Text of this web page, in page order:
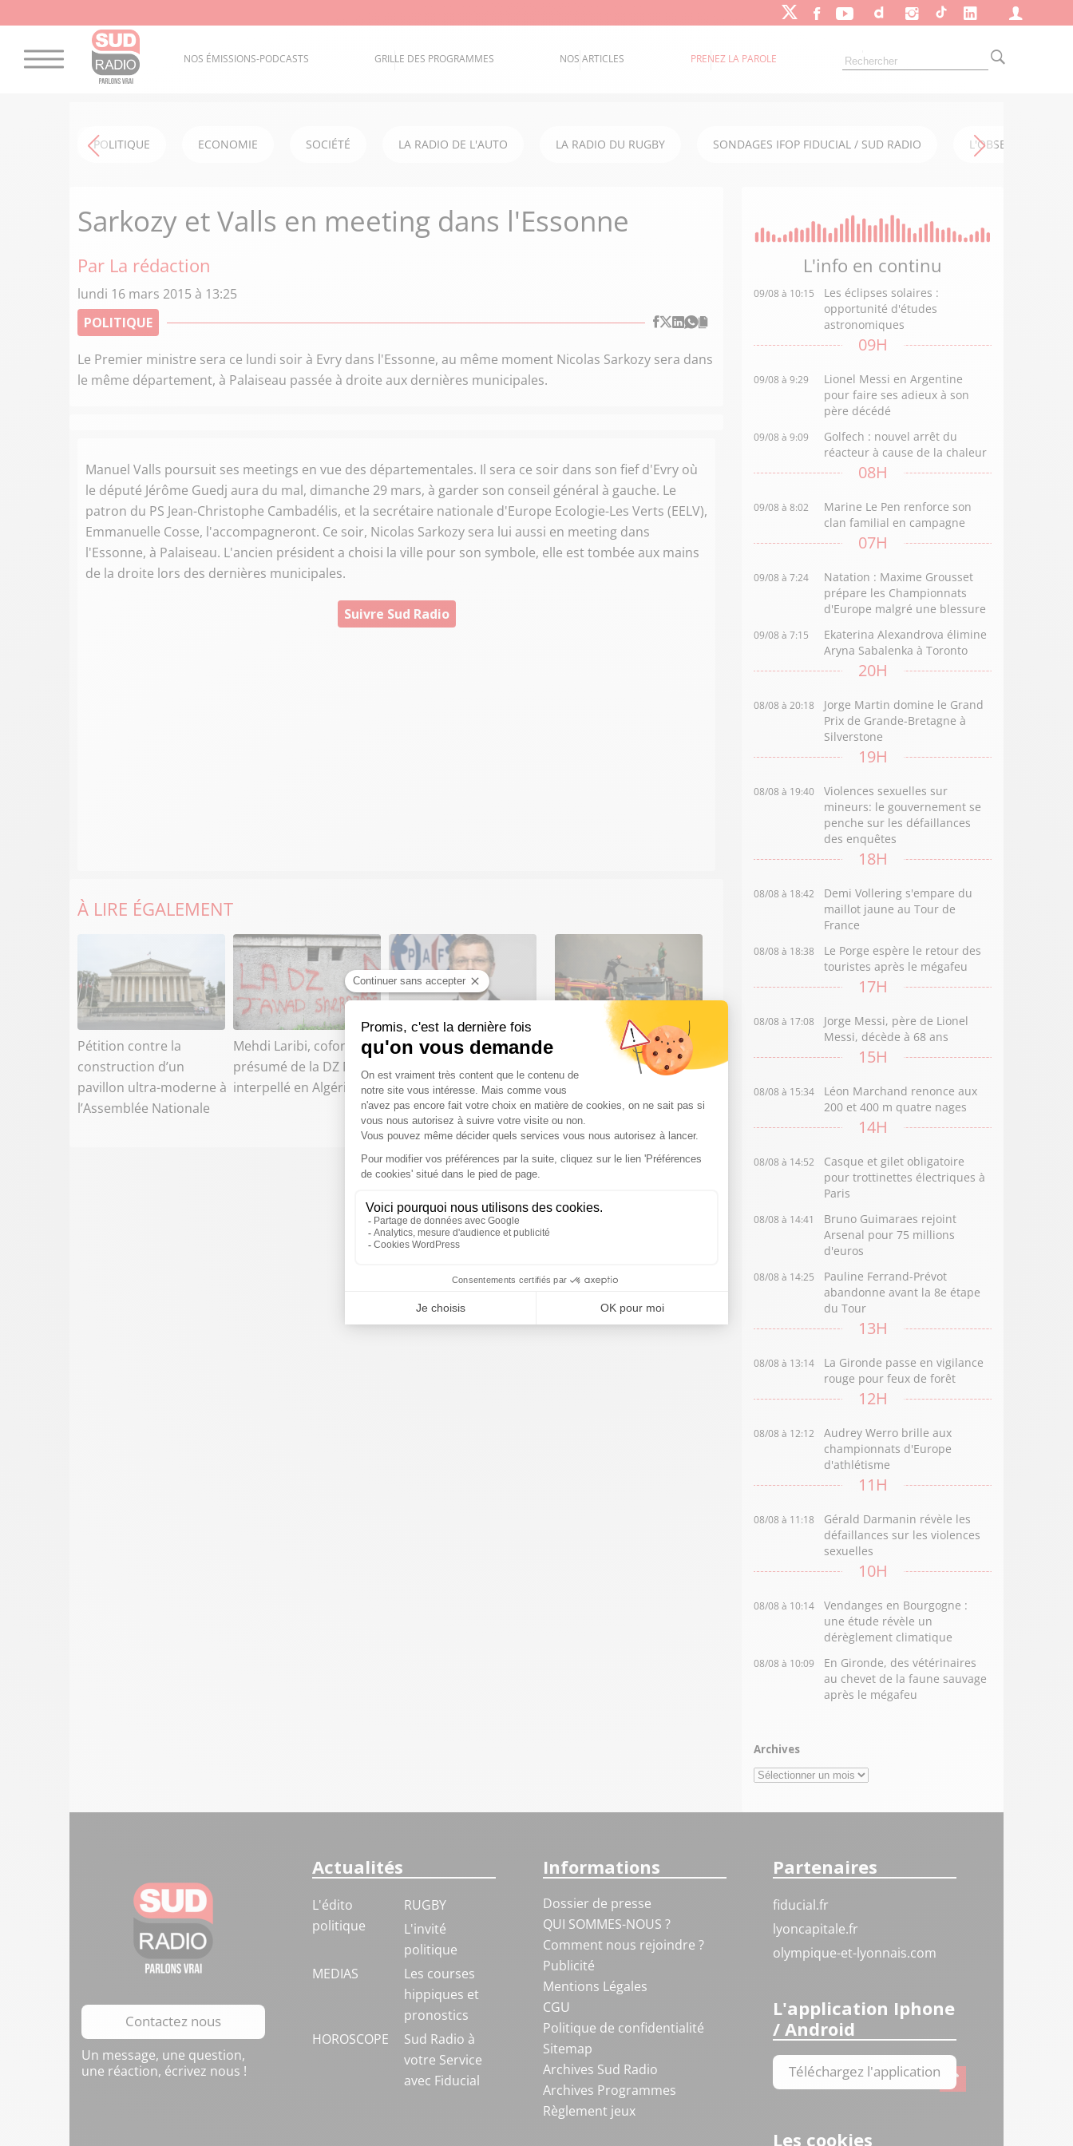
NOS ÉMISSIONS-PODCASTS GRILLE DES PROGRAMMES NOS ARTICLES PRENEZ LA PAROLE
POLITIQUE ECONOMIE SOCIÉTÉ LA RADIO DE L'AUTO LA RADIO DU RUGBY SONDAGES IFOP FIDUCIAL / SUD RADIO L'OBSERVATOIRE
Sarkozy et Valls en meeting dans l'Essonne
Par La rédaction
lundi 16 mars 2015 à 13:25
POLITIQUE
Le Premier ministre sera ce lundi soir à Evry dans l'Essonne, au même moment Nicolas Sarkozy sera dans
le même département, à Palaiseau passée à droite aux dernières municipales.
Manuel Valls poursuit ses meetings en vue des départementales. Il sera ce soir dans son fief d'Evry où
le député Jérôme Guedj aura du mal, dimanche 29 mars, à garder son conseil général à gauche. Le
patron du PS Jean-Christophe Cambadélis, et la secrétaire nationale d'Europe Ecologie-Les Verts (EELV),
Emmanuelle Cosse, l'accompagneront. Ce soir, Nicolas Sarkozy sera lui aussi en meeting dans
l'Essonne, à Palaiseau. L'ancien président a choisi la ville pour son symbole, elle est tombée aux mains
de la droite lors des dernières municipales.
Suivre Sud Radio
À LIRE ÉGALEMENT
Pétition contre la
construction d’un
pavillon ultra-moderne à
l’Assemblée Nationale
Mehdi Laribi, cofondateur
présumé de la DZ Mafia,
interpellé en Algérie
Fernand Gontier après
l'immigration massive à
Ceuta : "Il faut préparer
l’avenir car le pire est à
venir"
Alexandre Jardin :"Il y a eu
un énorme élan de
désobéissance des
agriculteurs pour les
incendies"
L'info en continu
09/08 à 10:15
Les éclipses solaires :
opportunité d'études
astronomiques
09H
09/08 à 9:29
Lionel Messi en Argentine
pour faire ses adieux à son
père décédé
09/08 à 9:09
Golfech : nouvel arrêt du
réacteur à cause de la chaleur
08H
09/08 à 8:02
Marine Le Pen renforce son
clan familial en campagne
07H
09/08 à 7:24
Natation : Maxime Grousset
prépare les Championnats
d'Europe malgré une blessure
09/08 à 7:15
Ekaterina Alexandrova élimine
Aryna Sabalenka à Toronto
20H
08/08 à 20:18
Jorge Martin domine le Grand
Prix de Grande-Bretagne à
Silverstone
19H
08/08 à 19:40
Violences sexuelles sur
mineurs: le gouvernement se
penche sur les défaillances
des enquêtes
18H
08/08 à 18:42
Demi Vollering s'empare du
maillot jaune au Tour de
France
08/08 à 18:38
Le Porge espère le retour des
touristes après le mégafeu
17H
08/08 à 17:08
Jorge Messi, père de Lionel
Messi, décède à 68 ans
15H
08/08 à 15:34
Léon Marchand renonce aux
200 et 400 m quatre nages
14H
08/08 à 14:52
Casque et gilet obligatoire
pour trottinettes électriques à
Paris
08/08 à 14:41
Bruno Guimaraes rejoint
Arsenal pour 75 millions
d'euros
08/08 à 14:25
Pauline Ferrand-Prévot
abandonne avant la 8e étape
du Tour
13H
08/08 à 13:14
La Gironde passe en vigilance
rouge pour feux de forêt
12H
08/08 à 12:12
Audrey Werro brille aux
championnats d'Europe
d'athlétisme
11H
08/08 à 11:18
Gérald Darmanin révèle les
défaillances sur les violences
sexuelles
10H
08/08 à 10:14
Vendanges en Bourgogne :
une étude révèle un
dérèglement climatique
08/08 à 10:09
En Gironde, des vétérinaires
au chevet de la faune sauvage
après le mégafeu
Archives
Archives
Contactez nous
Un message, une question,
une réaction, écrivez nous !
Actualités
L'édito
politique
RUGBY
L'invité
politique
MEDIAS
Les courses
hippiques et
pronostics
HOROSCOPE
Sud Radio à
votre Service
avec Fiducial
Informations
Dossier de presse
QUI SOMMES-NOUS ?
Comment nous rejoindre ?
Publicité
Mentions Légales
CGU
Politique de confidentialité
Sitemap
Archives Sud Radio
Archives Programmes
Règlement jeux
Partenaires
fiducial.fr
lyoncapitale.fr
olympique-et-lyonnais.com
L'application Iphone
/ Android
Téléchargez l'application
Les cookies